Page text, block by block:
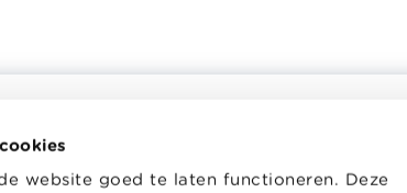
website goed te laten functioneren. Deze
betrouwbare
pedagogisch lesmateriaal en